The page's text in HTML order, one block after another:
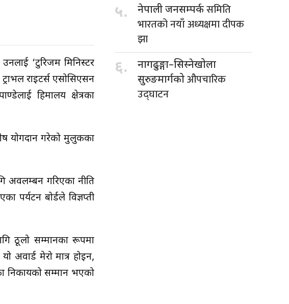
उनलाई ‘टुरिजम मिनिस्टर
राइटर्स एसोसिएसन
हिमालय क्षेत्रका
योगदान गरेको मुलुकका
अवलम्बन गरिएका नीति
पर्यटन बोर्डले विज्ञप्ती
ठूलो सम्मानका रूपमा
अवार्ड मेरो मात्र होइन,
निकायको सम्मान भएको
५. नेपाली जनसम्पर्कसमिति
भारतको नयाँ अध्यक्षमा दीपक
झा
६.
नागढुङ्गा–सिस्नेखोला
सुरुङमार्गकोऔपचारिक
उद्घाटन